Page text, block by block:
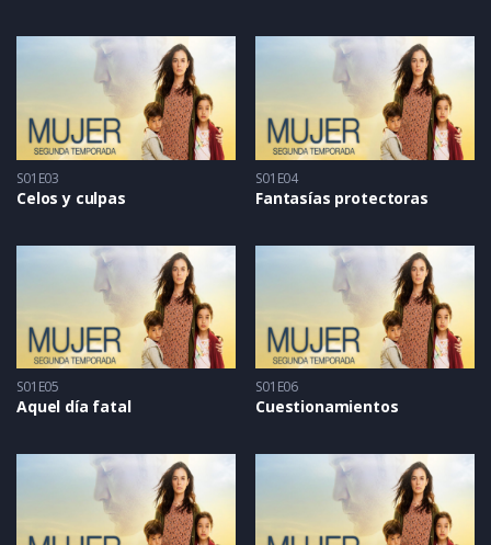
S01E03
Celos y culpas
S01E04
Fantasías protectoras
S01E05
Aquel día fatal
S01E06
Cuestionamientos